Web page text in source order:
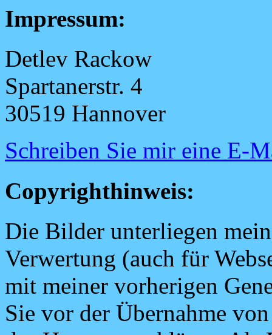
Impressum:
Detlev Rackow
Spartanerstr. 4
30519 Hannover
Schreiben Sie mir eine E-
Copyrighthinweis:
Die Bilder unterliegen
Verwertung (auch für
mit meiner vorherigen
Sie vor der Übernahme